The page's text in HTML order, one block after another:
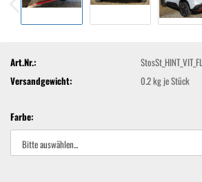
Art.Nr.:
StosSt_HINT_VIT_FL
Versandgewicht:
0.2kg je Stück
Farbe: